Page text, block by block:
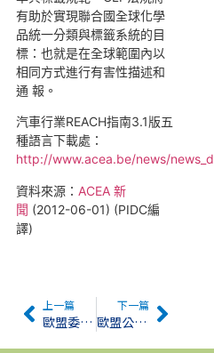
有助於實現聯合國全球化學
品統一分類與標籤系統的目
標：也就是在全球範圍內以
相同方式進行有害性描述和
通 報。
汽車行業REACH指南3.1版五
種語言下載處：
http://www.acea.be/news/
資料來源： ACEA 新
聞 (2012-06-01) (PIDC編
譯)
上一篇
歐盟委員會修訂REACH法規附件XVII第28-30項
下一篇
歐盟公告新增REACH 附錄XIV的八種危險物質